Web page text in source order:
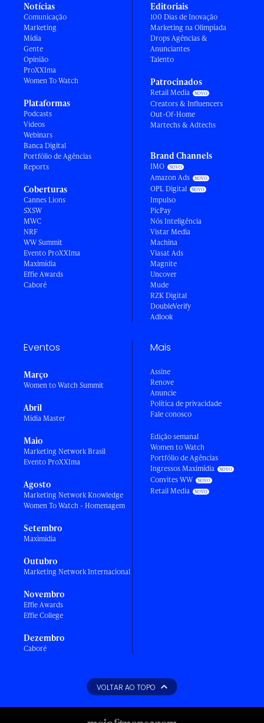
Notícias
Comunicação
Marketing
Mídia
Gente
Opinião
ProXXIma
Women To Watch
Plataformas
Podcasts
Vídeos
Webinars
Banca Digital
Portfólio de Agências
Reports
Coberturas
Cannes Lions
SXSW
MWC
NRF
WW Summit
Evento ProXXIma
Maximídia
Effie Awards
Caboré
Editoriais
100 Dias de Inovação
Marketing na Olimpíada
Drops Agências &
Anunciantes
Talento
Patrocinados
Retail Media
Creators & Influencers
Out-Of-Home
Martechs & Adtechs
Brand Channels
IMO
Amazon Ads
OPL Digital
Impulso
PicPay
Nós Inteligência
Vistar Media
Machina
Viasat Ads
Magnite
Uncover
Mude
RZK Digital
DoubleVerify
Adlook
Eventos
Março
Women to Watch Summit
Abril
Mídia Master
Maio
Marketing Network Brasil
Evento ProXXIma
Agosto
Marketing Network Knowledge
Women To Watch - Homenagem
Setembro
Maximídia
Outubro
Marketing Network Internacional
Novembro
Effie Awards
Effie College
Dezembro
Caboré
Mais
Assine
Renove
Anuncie
Política de privacidade
Fale conosco
Edição semanal
Women to Watch
Portfólio de Agências
Ingressos Maximídia
Convites WW
Retail Media
VOLTAR AO TOPO